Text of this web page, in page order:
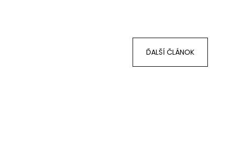
ĎALŠÍ ČLÁNOK